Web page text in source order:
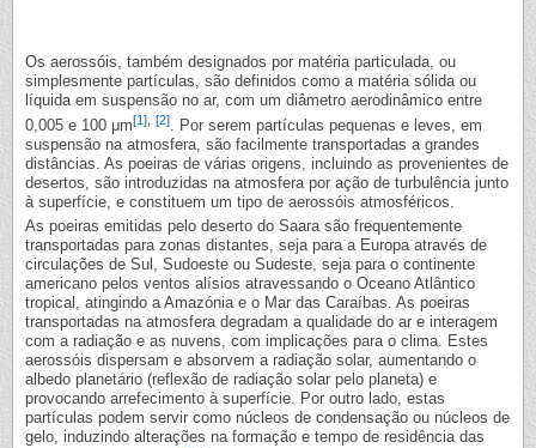
Os aerossóis, também designados por matéria particulada, ou
simplesmente partículas, são definidos como a matéria sólida ou
líquida em suspensão no ar, com um diâmetro aerodinâmico entre
0,005 e 100 μm[1] [2]. Por serem partículas pequenas e leves, em
suspensão na atmosfera, são facilmente transportadas a grandes
distâncias. As poeiras de várias origens, incluindo as provenientes de
desertos, são introduzidas na atmosfera por ação de turbulência junto
à superfície, e constituem um tipo de aerossóis atmosféricos.
As poeiras emitidas pelo deserto do Saara são frequentemente
transportadas para zonas distantes, seja para a Europa através de
circulações de Sul, Sudoeste ou Sudeste, seja para o continente
americano pelos ventos alísios atravessando o Oceano Atlântico
tropical, atingindo a Amazónia e o Mar das Caraíbas. As poeiras
transportadas na atmosfera degradam a qualidade do ar e interagem
com a radiação e as nuvens, com implicações para o clima. Estes
aerossóis dispersam e absorvem a radiação solar, aumentando o
albedo planetário (reflexão de radiação solar pelo planeta) e
provocando arrefecimento à superfície. Por outro lado, estas
partículas podem servir como núcleos de condensação ou núcleos de
gelo, induzindo alterações na formação e tempo de residência das